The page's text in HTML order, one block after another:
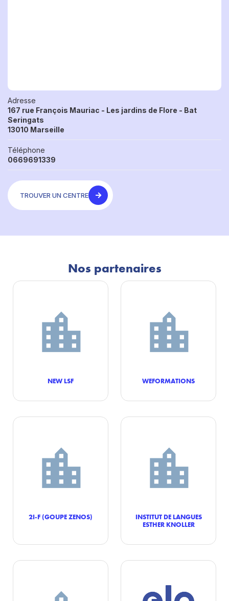
Adresse
167 rue François Mauriac - Les jardins de Flore - Bat
Seringats
13010 Marseille
Téléphone
0669691339
TROUVER UN CENTRE
Nos partenaires
NEW LSF WEFORMATIONS
2I-F (GOUPE ZENOS)
INSTITUT DE LANGUES
ESTHER KNOLLER